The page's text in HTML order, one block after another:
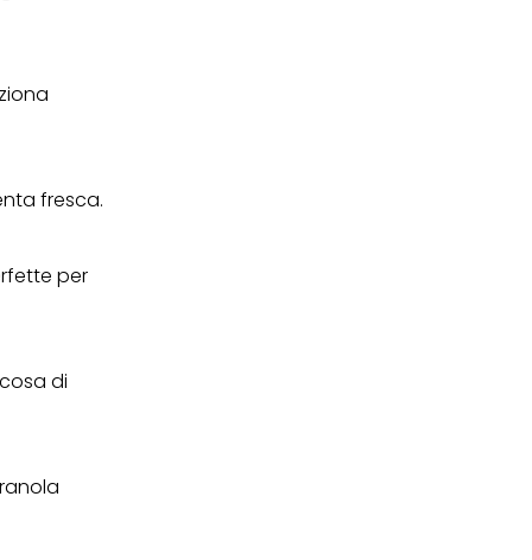
fresca.
per
di
cookie e consentirli
e al trattamento dei